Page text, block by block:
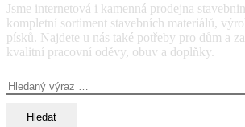
Jsme internetová i kamenná prodejna
kompletní sortiment stavebních materiálů,
písků. Najdete u nás také potřeby pro dům a
kvalitní pracovní oděvy, obuv a doplňky.